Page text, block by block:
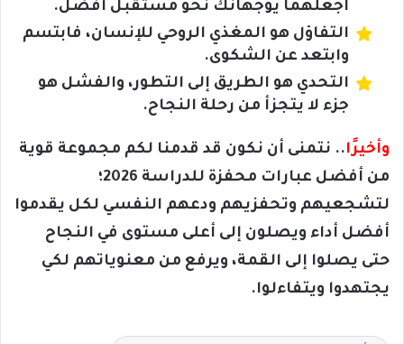
اجعلهما يوجهانك نحو مستقبل أفضل.
التفاؤل هو المغذي الروحي للإنسان، فابتسم
وابتعد عن الشكوى.
التحدي هو الطريق إلى التطور، والفشل هو
جزء لا يتجزأ من رحلة النجاح.
وأخيرًا.. نتمنى أن نكون قد قدمنا لكم مجموعة قوية
من أفضل عبارات محفزة للدراسة 2026؛
لتشجعيهم وتحفزيهم ودعهم النفسي لكل يقدموا
أفضل أداء ويصلون إلى أعلى مستوى في النجاح
حتى يصلوا إلى القمة، ويرفع من معنوياتهم لكي
يجتهدوا ويتفاءلوا.